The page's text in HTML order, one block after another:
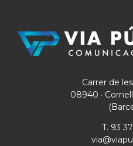
Carrer de
08940 ·
T. 93